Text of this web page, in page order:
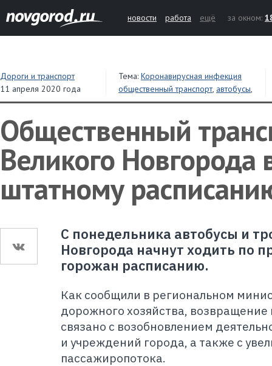
новости работа ещё за окном:
Дороги и транспорт
11 апреля 2020 года
Тема: Коронавирусная инфекция
общественный транспорт, автобусы,
троллейбусы
Общественный
Великого Новгорода
штатному
С понедельника автобусы и
Новгорода начнут ходить по
горожан расписанию.
Как сообщили в региональном
дорожного хозяйства,
связано с возобновлением
и учреждений города, а также с
пассажиропотока.